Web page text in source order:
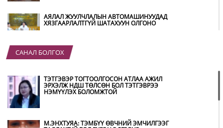
АЯЛАЛ ЖУУЛЧЛАЛЫН АВТОМАШИНУУДАД
ХЯЗГААРЛАЛТГҮЙ ШАТАХУУН ОЛГОНО
“ХОТЫН ДАРГА СОНСОЖ БАЙНА” 150150
САНАЛ БОЛГОХ
ТЭТГЭВЭР ТОГТООЛГОСОН АТЛАА АЖИЛ
ЭРХЭЛЖ НДШ ТӨЛСӨН БОЛ ТЭТГЭВРЭЭ
НЭМҮҮЛЭХ БОЛОМЖТОЙ
М.ЭНХТУЯА: ТЭМБҮҮ ӨВЧНИЙ ЭМЧИЛГЭЭГ